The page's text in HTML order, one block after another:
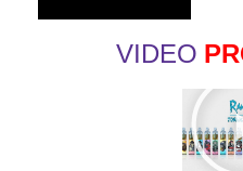
VIDEO